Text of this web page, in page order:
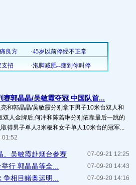
赛郭晶晶/吴敏霞夺冠 中国队首...
和郭晶晶/吴敏霞分别拿下男子10米台双人和
双人金牌后,何冲和陈若琳分别依靠最后一跳的
得男子单人3米板和女子单人10米台的冠军...
01:52
07-09-21 12:25
、吴敏霞赴烟台参赛
07-09-20 14:43
行 郭晶晶等全...
07-09-20 14:16
相目睹奥运明...